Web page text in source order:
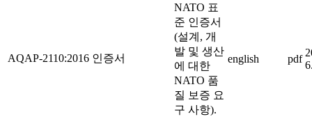
AQAP-2110:2016 인증서
NATO 표
준 인증서
(설계, 개
발 및 생산
에 대한
NATO 품
질 보증 요
구 사항).
english pdf